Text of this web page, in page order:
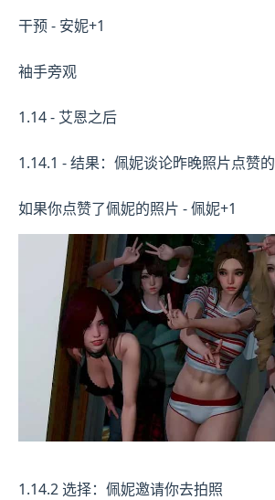
干预 - 安妮+1
袖手旁观
1.14 - 艾恩之后
1.14.1 - 结果：佩妮谈论昨晚照片点赞
如果你点赞了佩妮的照片 - 佩妮+1
1.14.2 选择：佩妮邀请你去拍照